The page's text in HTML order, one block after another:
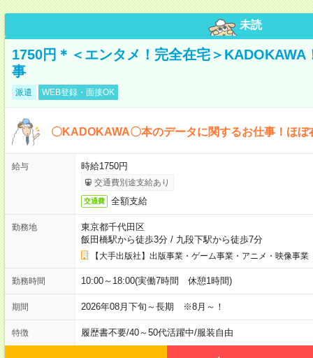
未読
1750円＊＜エンタメ！完全在宅＞KADOKAWA
事
派遣 WEB登録・面接OK
〇KADOKAWA〇本のデータに関するお仕事！ほぼ
給与 時給1750円
交通費別途支給あり
交通費 全額支給
勤務地
東京都千代田区
飯田橋駅から徒歩3分/ 九段下駅から徒歩7分
【大手出版社】出版事業・ゲーム事業・アニメ・映像事業
勤務時間 10:00～18:00(実働7時間 休憩1時間)
期間 2026年08月下旬～長期 ※8月～！
特徴 履歴書不要/40～50代活躍中/服装自由